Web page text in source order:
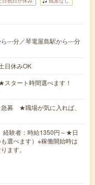
---分／琴電屋島駅から---分
日休みOK
タート時間選べます！
募 ★職場が気に入れば、
験者：時給1350円～★日
選べます）※稼働開始時は
ます。